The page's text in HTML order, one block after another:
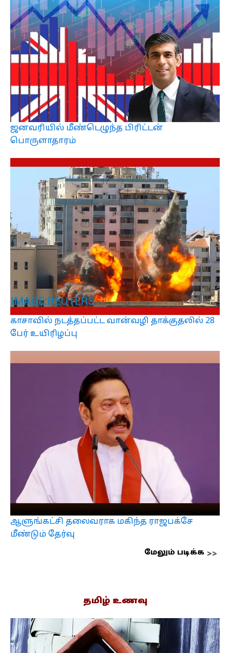
ஜனவரியில் மீண்டெழுந்த பிரிட்டன்
பொருளாதாரம்
காசாவில் நடத்தப்பட்ட வான்வழி தாக்குதலில் 28
பேர் உயிரிழப்பு
ஆளுங்கட்சி தலைவராக மகிந்த ராஜபக்சே
மீண்டும் தேர்வு
மேலும் படிக்க
தமிழ் உணவு